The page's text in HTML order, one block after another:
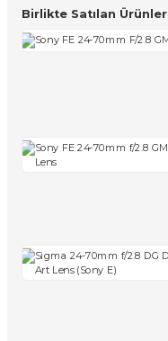
Birlikte Satılan Ürünler